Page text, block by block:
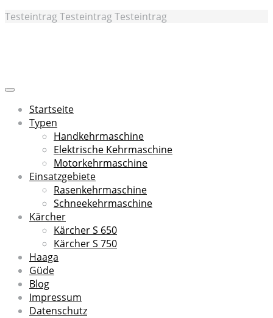
Skip
Testeintrag Testeintrag Testeintrag
Toggle
Startseite
Typen
Handkehrmaschine
Elektrische Kehrmaschine
Motorkehrmaschine
Einsatzgebiete
Rasenkehrmaschine
Schneekehrmaschine
Kärcher
Kärcher S 650
Kärcher S 750
Haaga
Güde
Blog
Impressum
Datenschutz